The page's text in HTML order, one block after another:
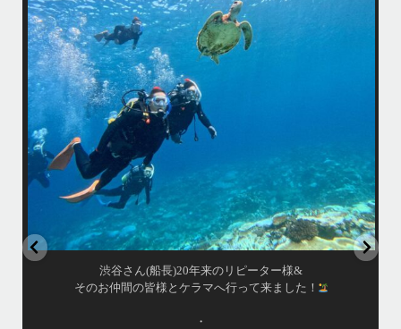
•
海が穏やかな日がずーっと続いていてボートダイビングには最高のコン
ディションです！
昔よく潜りに来て下さっていたリピーターさんの子供が10才になったの
で一緒にダイビングデビュー…なんて嬉しいシチュエーションもあり、
毎日色々なお客様と楽しくご一緒させて頂いてます
渡嘉敷島の方も夏には珍しい北風つづきのおかげでビーチが穏やか
8月 14
はいさい！
アイランドメッセージです
最近投稿できてませんでしたが今シーズンも渡嘉敷島上陸